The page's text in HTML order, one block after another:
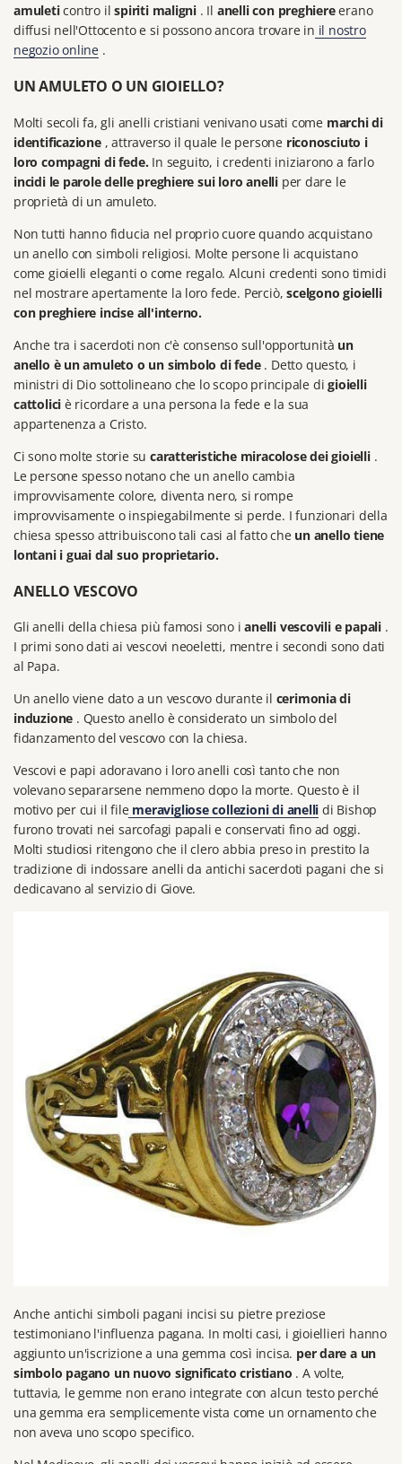
amuleticontro il spiriti maligni . Il anelli con preghiereerano
diffusi nell'Ottocento e si possono ancora trovare in il nostro
negozio online .
UN AMULETO O UN GIOIELLO?
Molti secoli fa, gli anelli cristiani venivano usati come marchi di
identificazione, attraverso il quale le personericonosciuto i
loro compagni di fede.In seguito, i credenti iniziarono a farlo
incidi le parole delle preghiere sui loro anelliper dare le
proprietà di un amuleto.
Non tutti hanno fiducia nel proprio cuore quando acquistano
un anello con simboli religiosi. Molte persone li acquistano
come gioielli eleganti o come regalo. Alcuni credenti sono timidi
nel mostrare apertamente la loro fede. Perciò, scelgono gioielli
con preghiere incise all'interno.
Anche tra i sacerdoti non c'è consenso sull'opportunità un
anello è un amuleto o un simbolo di fede. Detto questo, i
ministri di Dio sottolineano che lo scopo principale di gioielli
cattolici è ricordare a una persona la fede e la sua
appartenenza a Cristo.
Ci sono molte storie su caratteristiche miracolose dei gioielli.
Le persone spesso notano che un anello cambia
improvvisamente colore, diventa nero, si rompe
improvvisamente o inspiegabilmente si perde. I funzionari della
chiesa spesso attribuiscono tali casi al fatto cheun anello tiene
lontani i guai dal suo proprietario.
ANELLO VESCOVO
Gli anelli della chiesa più famosi sono i anelli vescovili e papali.
I primi sono dati ai vescovi neoeletti, mentre i secondi sono dati
al Papa.
Un anello viene dato a un vescovo durante il cerimonia di
induzione . Questo anello è considerato un simbolo del
fidanzamento del vescovo con la chiesa.
Vescovi e papi adoravano i loro anelli così tanto che non
volevano separarsene nemmeno dopo la morte. Questo è il
motivo per cui il filemeravigliose collezioni di anelli di Bishop
furono trovati nei sarcofagi papali e conservati fino ad oggi.
Molti studiosi ritengono che il clero abbia preso in prestito la
tradizione di indossare anelli da antichi sacerdoti pagani che si
dedicavano al servizio di Giove.
Anche antichi simboli pagani incisi su pietre preziose
testimoniano l'influenza pagana. In molti casi, i gioiellieri hanno
aggiunto un'iscrizione a una gemma così incisa. per dare a un
simbolo pagano un nuovo significato cristiano . A volte,
tuttavia, le gemme non erano integrate con alcun testo perché
una gemma era semplicemente vista come un ornamento che
non aveva uno scopo specifico.